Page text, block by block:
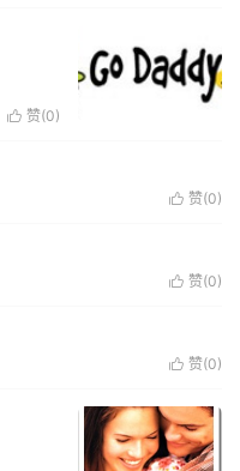
 赞(0)
 赞(0)
 赞(0)
 赞(0)